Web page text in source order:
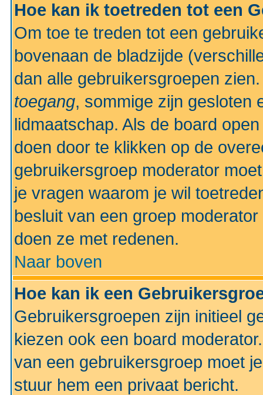
Hoe kan ik toetreden tot een
Om toe te treden tot een
bovenaan de bladzijde
dan alle gebruikersgroepen
toegang, sommige zijn gesloten
lidmaatschap. Als de board
doen door te klikken op de
gebruikersgroep moderator
je vragen waarom je wil
besluit van een groep
doen ze met redenen.
Naar boven
Hoe kan ik een
Gebruikersgroepen zijn initieel
kiezen ook een board
van een gebruikersgroep moet
stuur hem een privaat bericht.